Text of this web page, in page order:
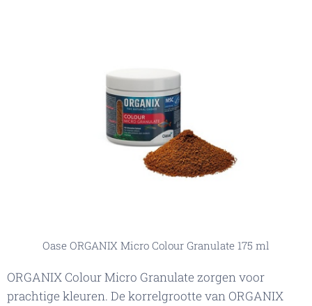
Oase ORGANIX Micro Colour Granulate 175 ml
ORGANIX Colour Micro Granulate zorgen voor
prachtige kleuren. De korrelgrootte van ORGANIX